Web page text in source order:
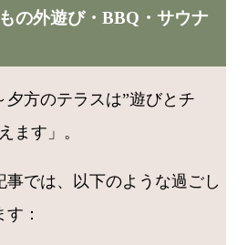
の外遊び・BBQ・サウナ
方のテラスは”遊びとチ
ます」。
では、以下のような過ごし
：